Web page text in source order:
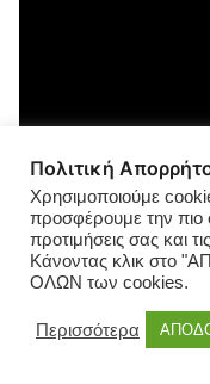
Πολιτική
Χρησιμοποιούμε
προσφέρουμε την πιο
προτιμήσεις σας και
Κάνοντας κλικ στο
ΟΛΩΝ των cookies.
Περισσότερα